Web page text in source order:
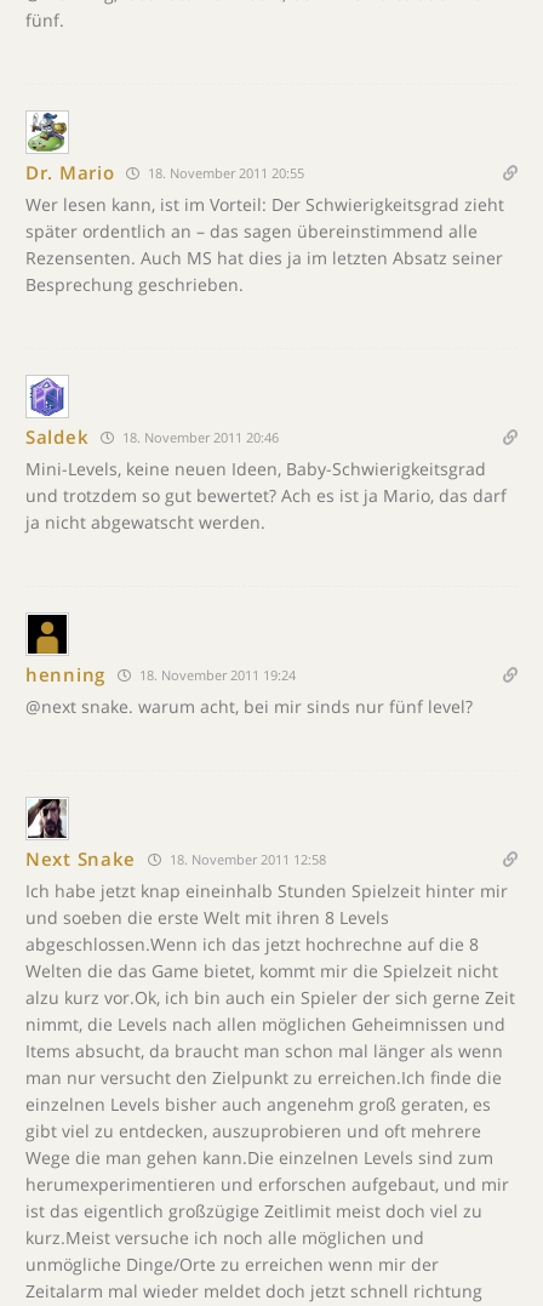
fünf.
Dr. Mario 18. November 2011 20:55
Wer lesen kann, ist im Vorteil: Der Schwierigkeitsgrad zieht
später ordentlich an – das sagen übereinstimmend alle
Rezensenten. Auch MS hat dies ja im letzten Absatz seiner
Besprechung geschrieben.
Saldek 18. November 2011 20:46
Mini-Levels, keine neuen Ideen, Baby-Schwierigkeitsgrad
und trotzdem so gut bewertet? Ach es ist ja Mario, das darf
ja nicht abgewatscht werden.
henning 18. November 2011 19:24
@next snake. warum acht, bei mir sinds nur fünf level?
Next Snake 18. November 2011 12:58
Ich habe jetzt knap eineinhalb Stunden Spielzeit hinter mir
und soeben die erste Welt mit ihren 8 Levels
abgeschlossen.Wenn ich das jetzt hochrechne auf die 8
Welten die das Game bietet, kommt mir die Spielzeit nicht
alzu kurz vor.Ok, ich bin auch ein Spieler der sich gerne Zeit
nimmt, die Levels nach allen möglichen Geheimnissen und
Items absucht, da braucht man schon mal länger als wenn
man nur versucht den Zielpunkt zu erreichen.Ich finde die
einzelnen Levels bisher auch angenehm groß geraten, es
gibt viel zu entdecken, auszuprobieren und oft mehrere
Wege die man gehen kann.Die einzelnen Levels sind zum
herumexperimentieren und erforschen aufgebaut, und mir
ist das eigentlich großzügige Zeitlimit meist doch viel zu
kurz.Meist versuche ich noch alle möglichen und
unmögliche Dinge/Orte zu erreichen wenn mir der
Zeitalarm mal wieder meldet doch jetzt schnell richtung